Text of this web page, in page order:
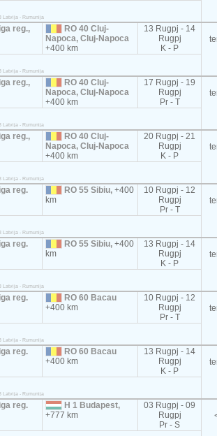
Latvija - Rumunija
reg.,
RO 40 Cluj-
Napoca, Cluj-Napoca
+400 km
13 Rugpj - 14
Rugpj
K - P
Latvija - Rumunija
reg.,
RO 40 Cluj-
Napoca, Cluj-Napoca
+400 km
17 Rugpj - 19
Rugpj
Pr - T
Latvija - Rumunija
reg.,
RO 40 Cluj-
Napoca, Cluj-Napoca
+400 km
20 Rugpj - 21
Rugpj
K - P
Latvija - Rumunija
reg.
RO 55 Sibiu,+400
km
10 Rugpj - 12
Rugpj
Pr - T
Latvija - Rumunija
reg.
RO 55 Sibiu,+400
km
13 Rugpj - 14
Rugpj
K - P
Latvija - Rumunija
reg.
RO 60 Bacau
+400 km
10 Rugpj - 12
Rugpj
Pr - T
Latvija - Rumunija
reg.
RO 60 Bacau
+400 km
13 Rugpj - 14
Rugpj
K - P
Latvija - Rumunija
reg.
H 1 Budapest,
+777 km
03 Rugpj - 09
Rugpj
Pr - S